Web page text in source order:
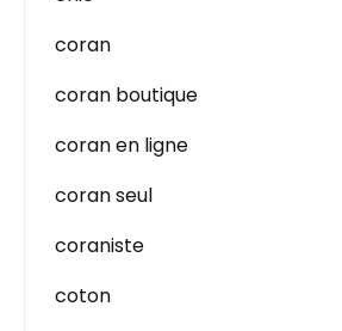
coran
coran boutique
coran en ligne
coran seul
coraniste
coton